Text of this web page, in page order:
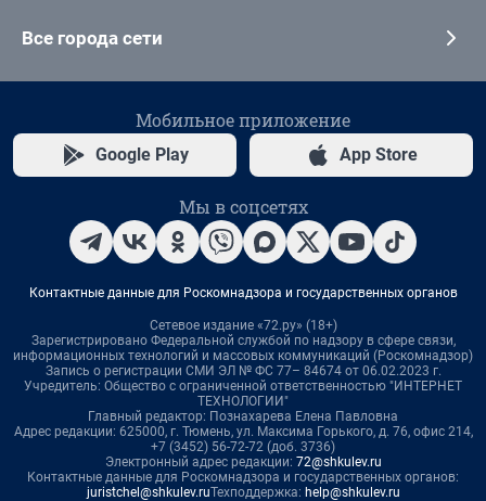
Все города сети
Мобильное приложение
Google Play App Store
Мы в соцсетях
Контактные данные для Роскомнадзора и государственных органов
Сетевое издание «72.ру» (18+)
Зарегистрировано Федеральной службой по надзору в сфере связи,
информационных технологий и массовых коммуникаций (Роскомнадзор)
Запись о регистрации СМИ ЭЛ № ФС 77– 84674 от 06.02.2023 г.
Учредитель: Общество с ограниченной ответственностью "ИНТЕРНЕТ
ТЕХНОЛОГИИ"
Главный редактор: Познахарева Елена Павловна
Адрес редакции: 625000, г. Тюмень, ул. Максима Горького, д. 76, офис 214,
+7 (3452) 56-72-72 (доб. 3736)
Электронный адрес редакции: 72@shkulev.ru
Контактные данные для Роскомнадзора и государственных органов:
juristchel@shkulev.ruТехподдержка: help@shkulev.ru